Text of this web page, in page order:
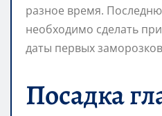
разное время.
необходимо сделать
даты первых
Посадка